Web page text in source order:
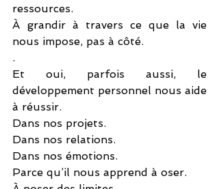
ressources.
À grandir à travers ce que la vie
nous impose, pas à côté.
.
Et oui, parfois aussi, le
développement personnel nous aide
à réussir.
Dans nos projets.
Dans nos relations.
Dans nos émotions.
Parce qu’il nous apprend à oser.